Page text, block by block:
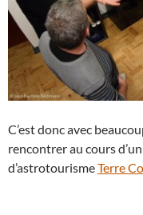
C’est donc avec
rencontrer au cours
d’astrotourismeTerre